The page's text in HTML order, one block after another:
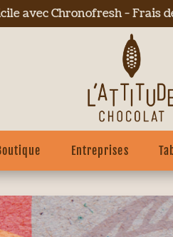
avec Chronofresh - Frais
Entreprises